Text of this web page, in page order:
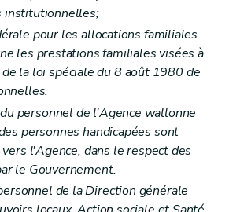
53
54
55
2 Subventionnement
56
II/1
Épiceries sociales et restaurants sociaux
1re
section1 re
Conditions
56/1
56/2
56/3
section2
Procédure
56/4
56/5
institutionnelles;
pour les allocations familiales
les prestations familiales visées à
de la loi spéciale du 8 août 1980 de
personnel de l'Agence wallonne
personnes handicapées sont
l'Agence, dans le respect des
le Gouvernement.
de la Direction générale